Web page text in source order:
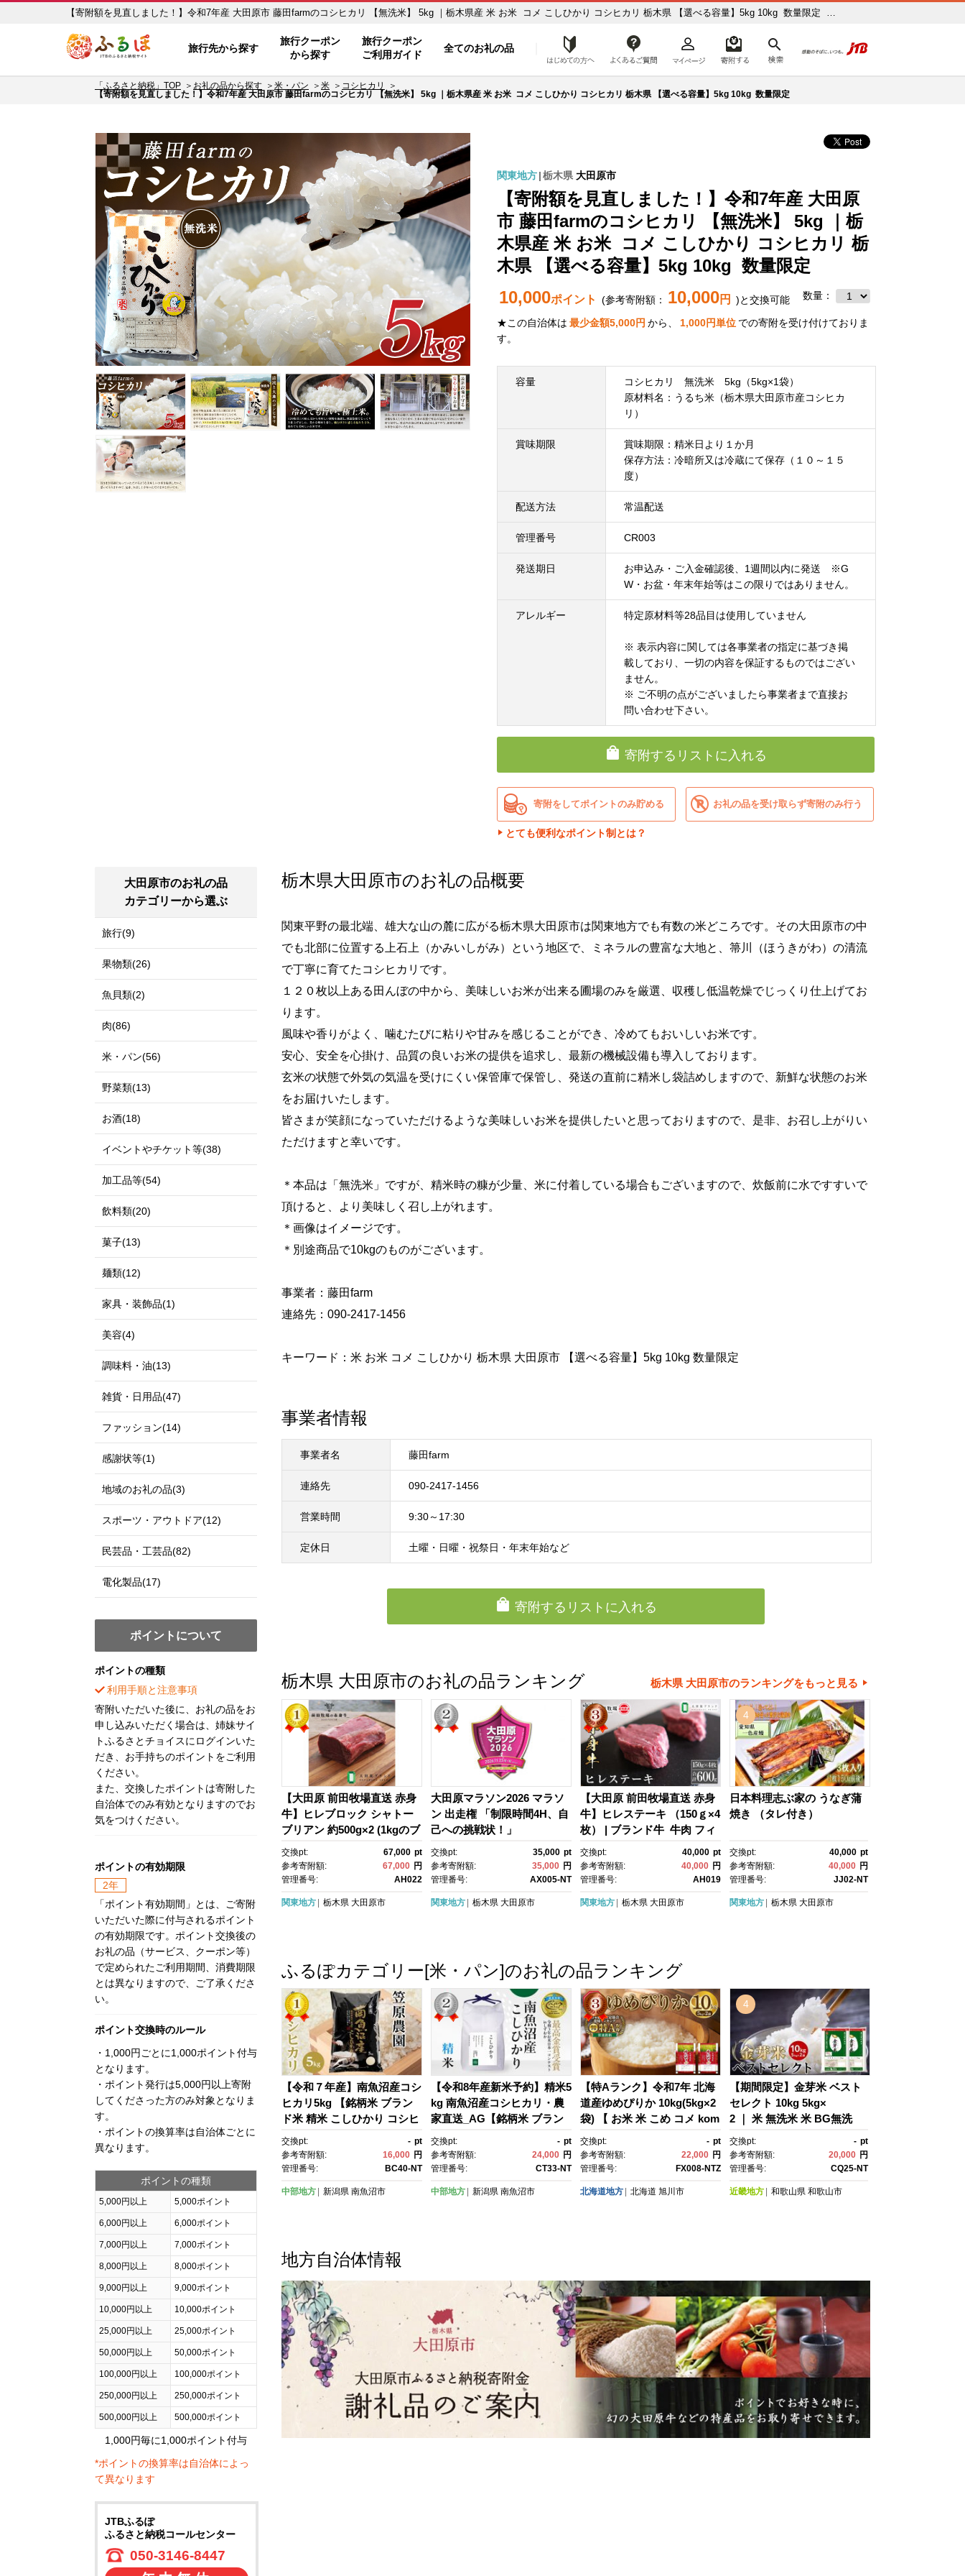
【寄附額を見直しました！】令和7年産 大田原市 藤田farmのコシヒカリ 【無洗米】 5kg ｜栃木県産 米 お米 コメ こしひかり コシヒカリ 栃木県 【選べる容量】5kg 10kg 数量限定 ふ
るさと納税の返礼品で旅行クーポンをＧＥＴ！ - JTBのふるさと納税サイト [ふるぽ]
旅行先から探す
旅行クーポン
から探す
旅行クーポン
ご利用ガイド
全てのお礼の品 はじめての方へ
「ふるさと納税」TOP お礼の品から探す 米・パン 米
コシヒカリ
【寄附額を見直しました！】令和7年産 大田原市 藤田farmのコシヒカリ 【無洗米】 5kg ｜栃木県産 米 お米 コメ こしひかり コシヒカリ 栃木県 【選べる容量】5kg 10kg 数量限定
関東地方 栃木県 大田原市
【寄附額を見直しました！】令和7年産 大田原
市 藤田farmのコシヒカリ 【無洗米】 5kg ｜栃
木県産 米 お米 コメ こしひかり コシヒカリ 栃
木県 【選べる容量】5kg 10kg 数量限定
10,000ポイント (参考寄附額： 10,000円 )と交換可能 数量：
★この自治体は 最少金額5,000円 から、 1,000円単位 での寄附を受け付けておりま
す。
容量
コシヒカリ 無洗米 5kg（5kg×1袋）
原材料名：うるち米（栃木県大田原市産コシヒカ
リ）
賞味期限
賞味期限：精米日より１か月
保存方法：冷暗所又は冷蔵にて保存（１０～１５
度）
配送方法 常温配送
管理番号 CR003
発送期日
お申込み・ご入金確認後、1週間以内に発送 ※G
W・お盆・年末年始等はこの限りではありません。
アレルギー 特定原材料等28品目は使用していません
※ 表示内容に関しては各事業者の指定に基づき掲
載しており、一切の内容を保証するものではござい
ません。
※ ご不明の点がございましたら事業者まで直接お
問い合わせ下さい。
寄附するリストに入れる
寄附をしてポイントのみ貯める
とても便利なポイント制とは？
お礼の品を受け取らず寄附のみ行う
栃木県大田原市のお礼の品概要
関東平野の最北端、雄大な山の麓に広がる栃木県大田原市は関東地方でも有数の米どころです。その大田原市の中
でも北部に位置する上石上（かみいしがみ）という地区で、ミネラルの豊富な大地と、箒川（ほうきがわ）の清流
で丁寧に育てたコシヒカリです。
１２０枚以上ある田んぼの中から、美味しいお米が出来る圃場のみを厳選、収穫し低温乾燥でじっくり仕上げてお
ります。
風味や香りがよく、噛むたびに粘りや甘みを感じることができ、冷めてもおいしいお米です。
安心、安全を心掛け、品質の良いお米の提供を追求し、最新の機械設備も導入しております。
玄米の状態で外気の気温を受けにくい保管庫で保管し、発送の直前に精米し袋詰めしますので、新鮮な状態のお米
をお届けいたします。
皆さまが笑顔になっていただけるような美味しいお米を提供したいと思っておりますので、是非、お召し上がりい
ただけますと幸いです。
＊本品は「無洗米」ですが、精米時の糠が少量、米に付着している場合もございますので、炊飯前に水ですすいで
頂けると、より美味しく召し上がれます。
＊画像はイメージです。
＊別途商品で10kgのものがございます。
事業者：藤田farm
連絡先：090-2417-1456
キーワード：米 お米 コメ こしひかり 栃木県 大田原市 【選べる容量】5kg 10kg 数量限定
事業者情報
事業者名 藤田farm
連絡先 090-2417-1456
営業時間 9:30～17:30
定休日 土曜・日曜・祝祭日・年末年始など
寄附するリストに入れる
栃木県 大田原市のお礼の品ランキング 栃木県 大田原市のランキングをもっと見る
【大田原 前田牧場直送 赤身
牛】ヒレブロック シャトー
ブリアン 約500g×2 (1kgのブ
ロックを2分割します) 数量
限定 ブランド牛 牛肉 フィ
レ ステーキ ヒレ 産地直送 産
交換pt: 67,000 pt
参考寄附額:
67,000 円
管理番号:
AH022
関東地方 栃木県 大田原市
大田原マラソン2026 マラソ
ン 出走権 「制限時間4H、自
己への挑戦状！」
交換pt: 35,000 pt
参考寄附額:
35,000 円
管理番号:
AX005-NT
関東地方 栃木県 大田原市
【大田原 前田牧場直送 赤身
牛】ヒレステーキ （150ｇ×4
枚） | ブランド牛 牛肉 フィ
レ ステーキ ヒレ 産地直送 産
直
交換pt: 40,000 pt
参考寄附額:
40,000 円
管理番号:
AH019
関東地方 栃木県 大田原市
4
日本料理志ぶ家の うなぎ蒲
焼き （タレ付き）
交換pt: 40,000 pt
参考寄附額:
40,000 円
管理番号:
JJ02-NT
関東地方 栃木県 大田原市
ふるぽカテゴリー[米・パン]のお礼の品ランキング
【令和７年産】南魚沼産コシ
ヒカリ5kg 【銘柄米 ブラン
ド米 精米 こしひかり コシヒ
カリ 魚沼産 南魚沼産 プレミ
アム 新潟米 新潟県産 高評
価 高品質 高級 国産米 産
交換pt: - pt
参考寄附額:
16,000 円
管理番号:
BC40-NT
中部地方 新潟県 南魚沼市
【令和8年産新米予約】精米5
kg 南魚沼産コシヒカリ・農
家直送_AG【銘柄米 ブラン
ド米 精米 こしひかり コシヒ
カリ 魚沼産 新潟米 産地直
送 お米 米 こめ コメ ご飯 御
旬から1ヶ月以内に順次発送
交換pt: - pt
参考寄附額:
24,000 円
管理番号:
CT33-NT
中部地方 新潟県 南魚沼市
【特Aランク】令和7年 北海
道産ゆめぴりか 10kg(5kg×2
袋) 【 お米 米 こめ コメ kom
e come ライス らいす ric
e 特A 北海道産 白米 精米 ご
飯 ごはん 5kg お米 旭川市 北
交換pt: - pt
参考寄附額:
22,000 円
管理番号:
FX008-NTZ
北海道地方 北海道 旭川市
4
【期間限定】金芽米 ベスト
セレクト 10kg 5kg×
2 ｜ 米 無洗米 米 BG無洗
米 無洗米 東洋ライス 白
米 お米 米 コメ 10kg 10キ
ロ 10ｷﾛ 10きろ 米 無洗
山県 和歌山市 CQ25-NT
交換pt: - pt
参考寄附額:
20,000 円
管理番号:
CQ25-NT
近畿地方 和歌山県 和歌山市
地方自治体情報
大田原市のお礼の品
カテゴリーから選ぶ
旅行(9)
果物類(26)
魚貝類(2)
肉(86)
米・パン(56)
野菜類(13)
お酒(18)
イベントやチケット等(38)
加工品等(54)
飲料類(20)
菓子(13)
麺類(12)
家具・装飾品(1)
美容(4)
調味料・油(13)
雑貨・日用品(47)
ファッション(14)
感謝状等(1)
地域のお礼の品(3)
スポーツ・アウトドア(12)
民芸品・工芸品(82)
電化製品(17)
ポイントについて
ポイントの種類
利用手順と注意事項
寄附いただいた後に、お礼の品をお
申し込みいただく場合は、姉妹サイ
トふるさとチョイスにログインいた
だき、お手持ちのポイントをご利用
ください。
また、交換したポイントは寄附した
自治体でのみ有効となりますのでお
気をつけください。
ポイントの有効期限
2年
「ポイント有効期間」とは、ご寄附
いただいた際に付与されるポイント
の有効期限です。ポイント交換後の
お礼の品（サービス、クーポン等）
で定められたご利用期間、消費期限
とは異なりますので、ご了承くださ
い。
ポイント交換時のルール
・1,000円ごとに1,000ポイント付与
となります。
・ポイント発行は5,000円以上寄附
してくださった方のみ対象となりま
す。
・ポイントの換算率は自治体ごとに
異なります。
ポイントの種類
5,000円以上 5,000ポイント
6,000円以上 6,000ポイント
7,000円以上 7,000ポイント
8,000円以上 8,000ポイント
9,000円以上 9,000ポイント
10,000円以上 10,000ポイント
25,000円以上 25,000ポイント
50,000円以上 50,000ポイント
100,000円以上 100,000ポイント
250,000円以上 250,000ポイント
500,000円以上 500,000ポイント
1,000円毎に1,000ポイント付与
*ポイントの換算率は自治体によっ
て異なります
JTBふるぽ
ふるさと納税コールセンター
050-3146-8447